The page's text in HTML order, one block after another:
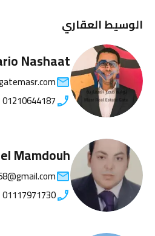
الوسيط العقاري
Nashaat
01210644187
Mamdouh
01117971730